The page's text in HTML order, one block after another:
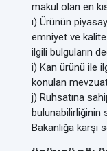
makul olan en
ı) Ürünün
emniyet ve
ilgili bulguların
i) Kan ürünü ile
konulan
j) Ruhsatına
bulunabilirliğinin
Bakanlığa karşı